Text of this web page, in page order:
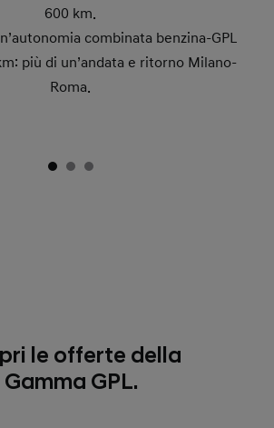
600 km.
combinata benzina-GPL
più di un’andata e ritorno Milano-
Roma.
le offerte della
Gamma GPL.